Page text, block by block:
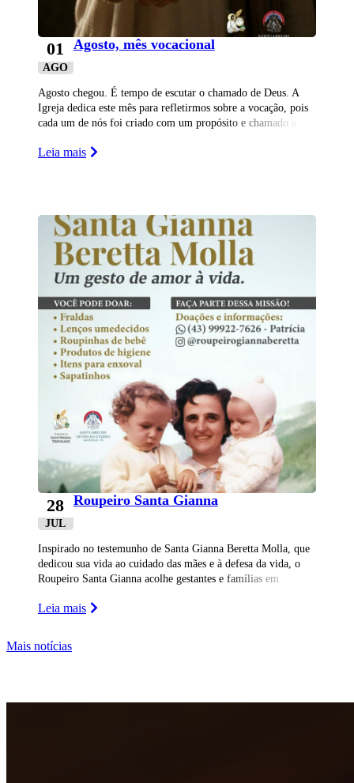
01
AGO
Agosto, mês vocacional
Agosto chegou. É tempo de escutar o chamado de Deus. A
Igreja dedica este mês para refletirmos sobre a vocação, pois
cada um de nós foi criado com um propósito e chamado a
Leia mais
28
JUL
Roupeiro Santa Gianna
Inspirado no testemunho de Santa Gianna Beretta Molla, que
dedicou sua vida ao cuidado das mães e à defesa da vida, o
Roupeiro Santa Gianna acolhe gestantes e famílias em
Leia mais
Mais notícias